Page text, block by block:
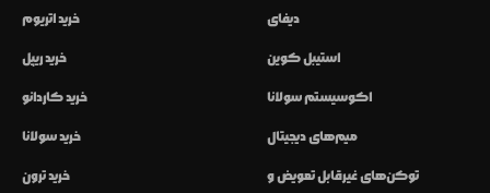
خرید اتریوم
خرید ریپل
خرید کاردانو
خرید سولانا
خرید ترون
دیفای
استیبل کوین
اکوسیستم سولانا
میم‌های دیجیتال
توکن‌های غیرقابل تعویض و